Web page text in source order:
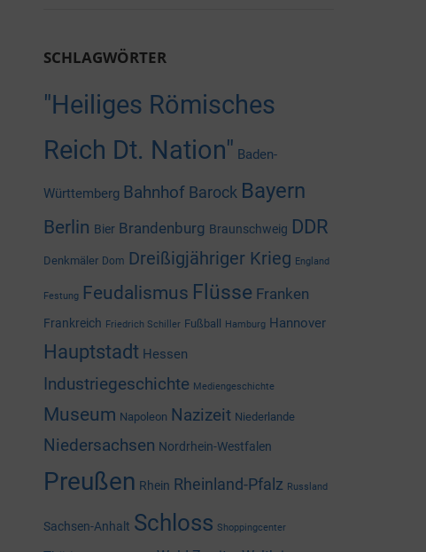
SCHLAGWÖRTER
"Heiliges Römisches
Reich Dt. Nation" Baden-
Württemberg Bahnhof Barock Bayern
Berlin Bier Brandenburg Braunschweig DDR
Denkmäler Dom Dreißigjähriger Krieg England
Festung Feudalismus Flüsse Franken
Frankreich Friedrich Schiller Fußball Hamburg Hannover
Hauptstadt Hessen
Industriegeschichte Mediengeschichte
Museum Napoleon Nazizeit Niederlande
Niedersachsen Nordrhein-Westfalen
Preußen Rhein Rheinland-Pfalz Russland
Sachsen-Anhalt Schloss Shoppingcenter